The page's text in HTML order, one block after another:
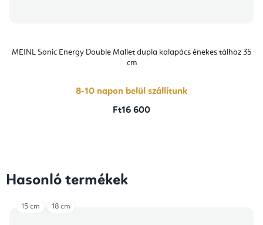
MEINL Sonic Energy Double Mallet dupla kalapács énekes tálhoz 35
cm
8-10 napon belül szállítunk
Ft16 600
Hasonló termékek
15 cm 18 cm